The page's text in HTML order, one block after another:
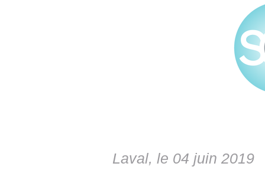
•
•
•
👉
Laval, le 04 juin 2019